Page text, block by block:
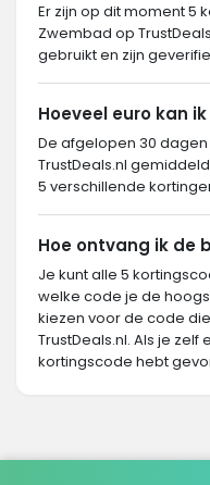
Er zijn op dit moment 5
Zwembad op
gebruikt en zijn
Hoeveel euro kan
De afgelopen 30
TrustDeals.nl
5 verschillende
Hoe ontvang ik de
Je kunt alle 5
welke code je de
kiezen voor de code
TrustDeals.nl. Als je
kortingscode hebt